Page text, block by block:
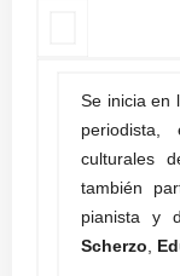
Se inicia en
culturales
también
pianista y
Scherzo,